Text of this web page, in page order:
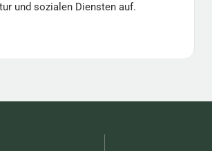
und sozialen Diensten auf.